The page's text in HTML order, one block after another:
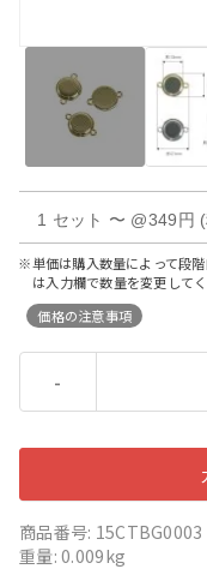
※単価は購入数量によって段
は入力欄で数量を変更してく
価格の注意事項
-
商品番号: 15CTBG0003
重量: 0.009kg